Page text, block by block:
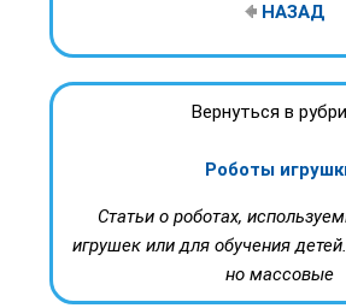
НАЗАД
Вернуться в
Роботы
Статьи о роботах,
игрушек или для обучения
но массовые